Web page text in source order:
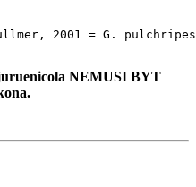
2001 = G.
NEMUSI BYT